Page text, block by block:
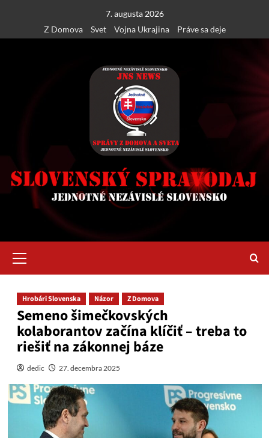
content
7. augusta 2026
Z Domova
Svet Vojna Ukrajina Práve sa deje
Menu
Hrobári Slovenska Názor Z Domova
Semeno šimečkovských
kolaborantov začína klíčiť – treba to
riešiť na zákonnej báze
dedic 27. decembra 2025